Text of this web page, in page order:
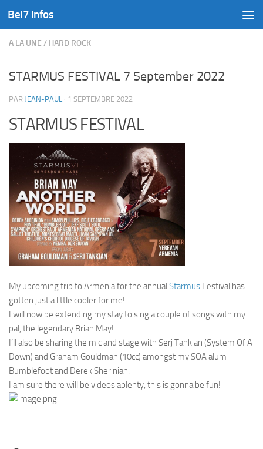
Skip to content
Bel7 Infos
A LA UNE / HARD ROCK
STARMUS FESTIVAL 7 September 2022
PAR JEAN-PAUL · 1 SEPTEMBRE 2022
STARMUS FESTIVAL
My upcoming trip to Armenia for the annual Starmus Festival has
gotten just a little cooler for me!
I will now be extending my stay to sing a couple of songs with my
pal, the legendary Brian May!
I’ll also be sharing the mic and stage with Serj Tankian (System Of A
Down) and Graham Gouldman (10cc) amongst my SOA alum
Bumblefoot and Derek Sherinian.
I am sure there will be videos aplenty, this is gonna be fun!